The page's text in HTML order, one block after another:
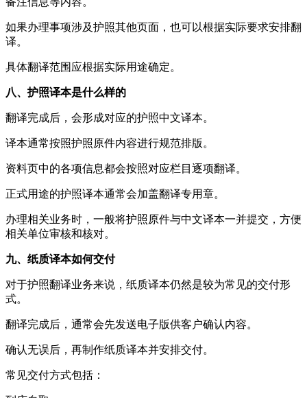
如果办理事项涉及护照其他页面，也可以根据实际要求安排翻
译。
具体翻译范围应根据实际用途确定。
八、护照译本是什么样的
翻译完成后，会形成对应的护照中文译本。
译本通常按照护照原件内容进行规范排版。
资料页中的各项信息都会按照对应栏目逐项翻译。
正式用途的护照译本通常会加盖翻译专用章。
办理相关业务时，一般将护照原件与中文译本一并提交，方便
相关单位审核和核对。
九、纸质译本如何交付
对于护照翻译业务来说，纸质译本仍然是较为常见的交付形
式。
翻译完成后，通常会先发送电子版供客户确认内容。
确认无误后，再制作纸质译本并安排交付。
常见交付方式包括：